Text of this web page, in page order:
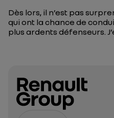
Dès lors, il n’est pas
qui ont la chance de
plus ardents défenseurs.